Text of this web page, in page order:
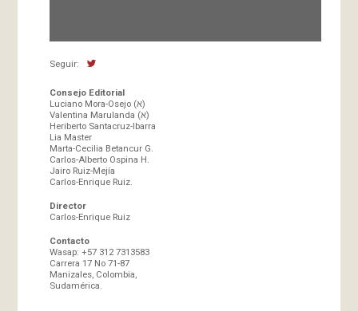
Seguir:
Consejo Editorial
Luciano Mora-Osejo (א)
Valentina Marulanda (א)
Heriberto Santacruz-Ibarra
Lia Master
Marta-Cecilia Betancur G.
Carlos-Alberto Ospina H.
Jairo Ruiz-Mejía
Carlos-Enrique Ruiz.
Director
Carlos-Enrique Ruiz
Contacto
Wasap: +57 312 7313583
Carrera 17 No 71-87
Manizales, Colombia,
Sudamérica.